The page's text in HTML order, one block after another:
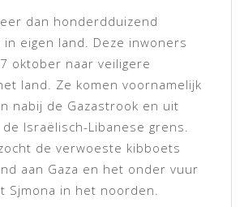
dan honderdduizend
eigen land. Deze inwoners
oktober naar veiligere
land. Ze komen voornamelijk
nabij de Gazastrook en uit
Israëlisch-Libanese grens.
de verwoeste kibboets
aan Gaza en het onder vuur
Sjmona in het noorden.